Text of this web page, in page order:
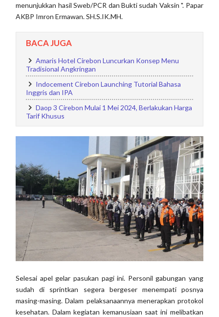
menunjukkan hasil Sweb/PCR dan Bukti sudah Vaksin ". Papar
AKBP Imron Ermawan. SH.S.IK.MH.
BACA JUGA
Amaris Hotel Cirebon Luncurkan Konsep Menu
Tradisional Angkringan
Indocement Cirebon Launching Tutorial Bahasa
Inggris dan IPA
Daop 3 Cirebon Mulai 1 Mei 2024, Berlakukan Harga
Tarif Khusus
Selesai apel gelar pasukan pagi ini. Personil gabungan yang
sudah di sprintkan segera bergeser menempati posnya
masing-masing. Dalam pelaksanaannya menerapkan protokol
kesehatan. Dalam kegiatan kemanusiaan saat ini melibatkan